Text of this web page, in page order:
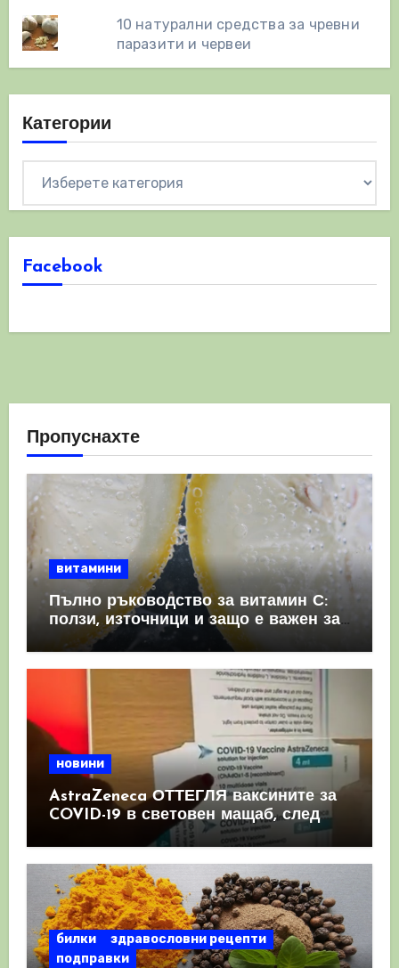
10 натурални средства за чревни
паразити и червеи
Категории
Facebook
Пропуснахте
витамини
Пълно ръководство за витамин С:
ползи, източници и защо е важен за
имунната система
новини
AstraZeneca ОТТЕГЛЯ ваксините за
COVID-19 в световен мащаб, след
като призна, че те причиняват
КРЪВНИ съсиреци
билки
здравословни рецепти
подправки